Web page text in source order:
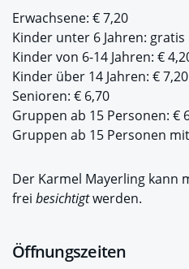
Erwachsene: € 7,20
Kinder unter 6 Jahren: gratis
Kinder von 6-14 Jahren: €
Kinder über 14 Jahren: € 7,20
Senioren: € 6,70
Gruppen ab 15 Personen: €
Gruppen ab 15 Personen
Der Karmel Mayerling kann
frei besichtigtwerden.
Öffnungszeiten